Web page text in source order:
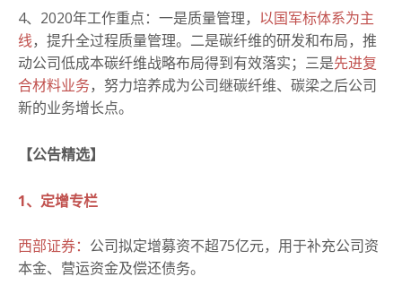
4、2020年工作重点：一是质量管理， 以国军标体系为主
线，提升全过程质量管理。二是碳纤维的研发和布局，推
动公司低成本碳纤维战略布局得到有效落实；三是先进复
合材料业务，努力培养成为公司继碳纤维、碳梁之后公司
新的业务增长点。
【公告精选】
1、定增专栏
西部证券： 公司拟定增募资不超75亿元，用于补充公司资
本金、营运资金及偿还债务。